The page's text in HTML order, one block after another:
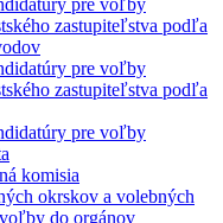
pre voľby
zastupiteľstva podľa
pre voľby
zastupiteľstva podľa
pre voľby
komisia
okrskov a volebných
do orgánov